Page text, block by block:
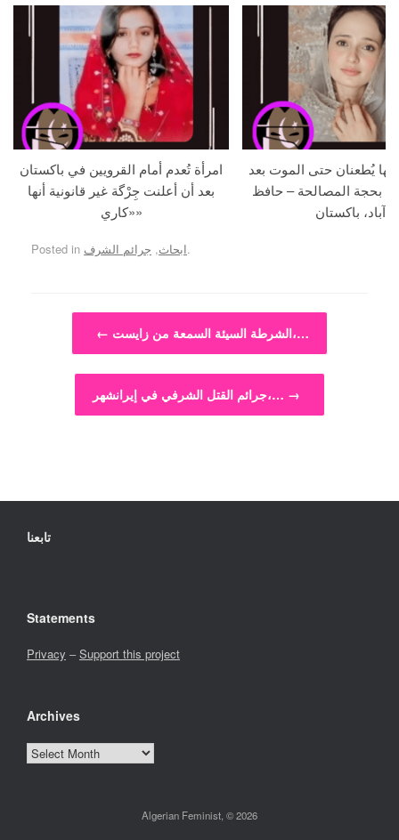
امرأة تُعدم أمام القرويين في باكستان
بعد أن أعلنت جِرْگة غير قانونية أنها
«كاري»
يُطعنان حتى الموت بعد
بحجة المصالحة – حافظ
آباد، باكستان
Posted in ابحاث, جرائم الشرف .
Post navigation
← الشرطة السيئة السمعة من زايست،…
جرائم القتل الشرفي في إيرانشهر،… →
تابعنا
Statements
Privacy –Support this project
Archives
Archives
Algerian Feminist, © 2026